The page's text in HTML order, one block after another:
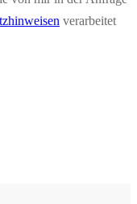
verarbeitet